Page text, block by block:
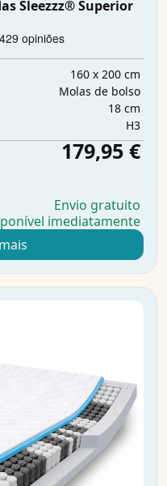
Sleezzz® Superior
160 x 200 cm
Molas de bolso
18 cm
H3
179,95 €
Envio gratuito
imediatamente